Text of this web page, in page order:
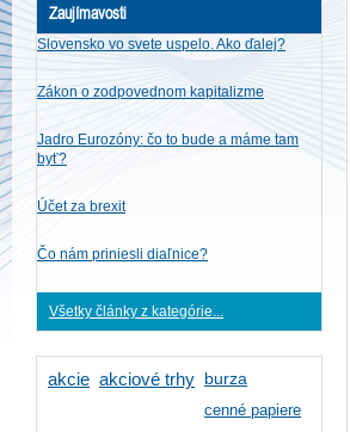
Zaujímavosti
Slovensko vo svete uspelo. Ako ďalej?
Zákon o zodpovednom kapitalizme
Jadro Eurozóny: čo to bude a máme tam
byť?
Účet za brexit
Čo nám priniesli diaľnice?
Všetky články z kategórie...
akcie akciové trhy burza
cenné papiere